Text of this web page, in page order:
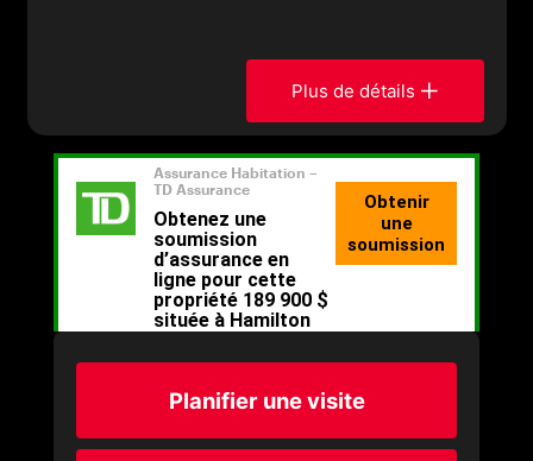
Plus de détails
Planifier une visite